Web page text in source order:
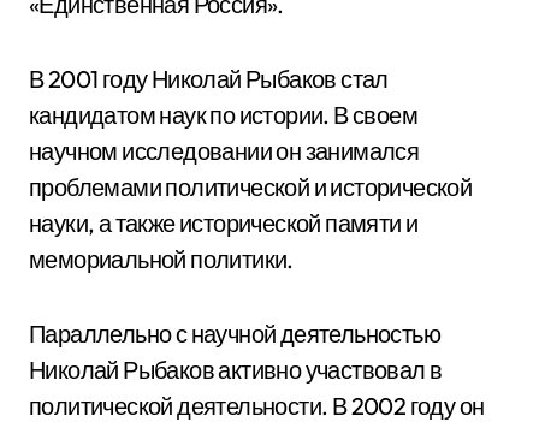
В 2001 году Николай Рыбаков стал
кандидатом наук по истории. В своем
научном исследовании он занимался
проблемами политической и исторической
науки, а также исторической памяти и
мемориальной политики.
Параллельно с научной деятельностью
Николай Рыбаков активно участвовал в
политической деятельности. В 2002 году он